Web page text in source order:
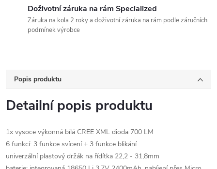
Doživotní záruka na rám Specialized
Záruka na kola 2 roky a doživotní záruka na rám podle záručních
podmínek výrobce
Popis produktu
Detailní popis produktu
1x vysoce výkonná bílá CREE XML dioda 700 LM
6 funkcí: 3 funkce svícení + 3 funkce blikání
univerzální plastový držák na řídítka 22,2 - 31,8mm